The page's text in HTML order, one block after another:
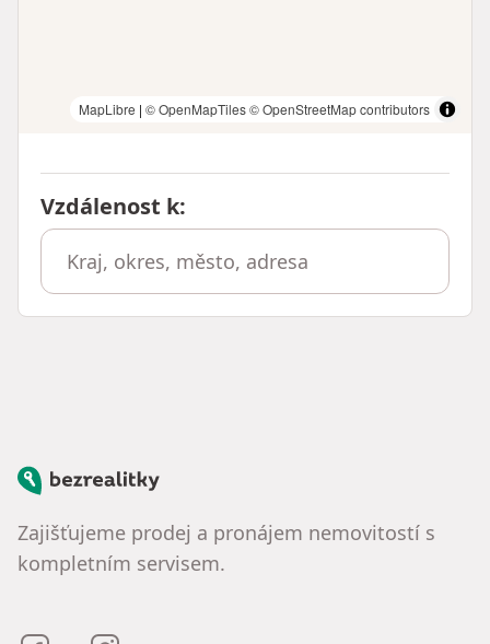
MapLibre | © OpenMapTiles© OpenStreetMap contributors
Vzdálenost k:
Bezrealitky
Zajišťujeme prodej a pronájem nemovitostí s
kompletním servisem.